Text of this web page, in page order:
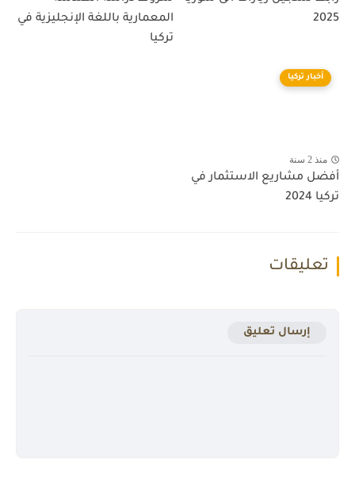
2025
المعمارية باللغة الإنجليزية في
تركيا
أخبار تركيا
منذ 2 سنة
أفضل مشاريع الاستثمار في
تركيا 2024
تعليقات
إرسال تعليق